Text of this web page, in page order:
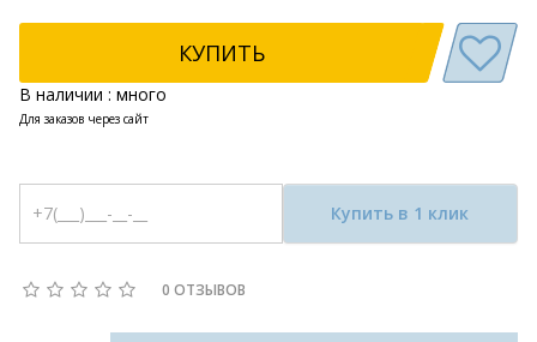
КУПИТЬ
В наличии : много
Для заказов через сайт
Купить в 1 клик
0 ОТЗЫВОВ